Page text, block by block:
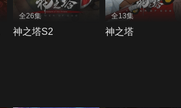
全26集
神之塔S2
全13集
神之塔